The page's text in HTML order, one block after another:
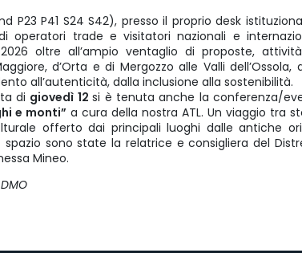
P23 P41 S24 S42), presso il proprio desk
trade e visitatori nazionali e
oltre all’ampio ventaglio di proposte,
d’Orta e di Mergozzo alle Valli dell’Ossola,
all’autenticità, dalla inclusione alla sostenibilità.
di giovedì 12si è tenuta anche la conferenza/
e monti” a cura della nostra ATL. Un viaggio tra
offerto dai principali luoghi dalle antiche
sono state la relatrice e consigliera del
Mineo.